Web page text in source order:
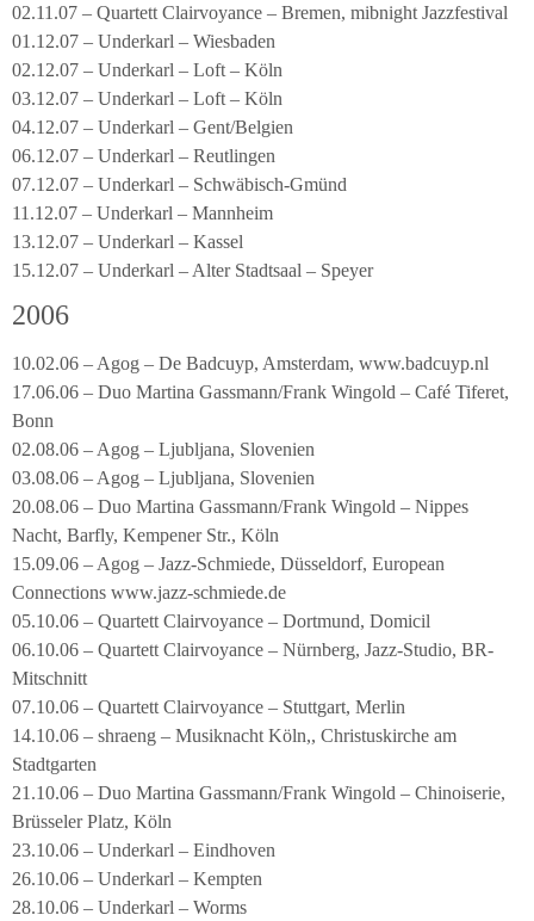
02.11.07 – Quartett Clairvoyance – Bremen, mibnight Jazzfestival
01.12.07 – Underkarl – Wiesbaden
02.12.07 – Underkarl – Loft – Köln
03.12.07 – Underkarl – Loft – Köln
04.12.07 – Underkarl – Gent/Belgien
06.12.07 – Underkarl – Reutlingen
07.12.07 – Underkarl – Schwäbisch-Gmünd
11.12.07 – Underkarl – Mannheim
13.12.07 – Underkarl – Kassel
15.12.07 – Underkarl – Alter Stadtsaal – Speyer
2006
10.02.06 – Agog – De Badcuyp, Amsterdam, www.badcuyp.nl
17.06.06 – Duo Martina Gassmann/Frank Wingold – Café Tiferet,
Bonn
02.08.06 – Agog – Ljubljana, Slovenien
03.08.06 – Agog – Ljubljana, Slovenien
20.08.06 – Duo Martina Gassmann/Frank Wingold – Nippes
Nacht, Barfly, Kempener Str., Köln
15.09.06 – Agog – Jazz-Schmiede, Düsseldorf, European
Connections www.jazz-schmiede.de
05.10.06 – Quartett Clairvoyance – Dortmund, Domicil
06.10.06 – Quartett Clairvoyance – Nürnberg, Jazz-Studio, BR-
Mitschnitt
07.10.06 – Quartett Clairvoyance – Stuttgart, Merlin
14.10.06 – shraeng – Musiknacht Köln,, Christuskirche am
Stadtgarten
21.10.06 – Duo Martina Gassmann/Frank Wingold – Chinoiserie,
Brüsseler Platz, Köln
23.10.06 – Underkarl – Eindhoven
26.10.06 – Underkarl – Kempten
28.10.06 – Underkarl – Worms